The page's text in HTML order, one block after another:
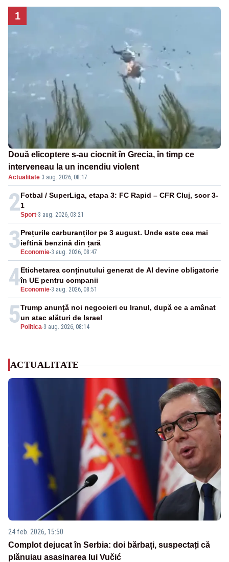
1
Două elicoptere s-au ciocnit în Grecia, în timp ce
interveneau la un incendiu violent
Actualitate·3 aug. 2026, 08:17
2Sport-3 aug. 2026, 08:21
Fotbal / SuperLiga, etapa 3: FC Rapid – CFR Cluj, scor 3-
1
3 Economie-3 aug. 2026, 08:47
Prețurile carburanților pe 3 august. Unde este cea mai
ieftină benzină din țară
4 Economie-3 aug. 2026, 08:51
Etichetarea conținutului generat de AI devine obligatorie
în UE pentru companii
5 Politica-3 aug. 2026, 08:14
Trump anunță noi negocieri cu Iranul, după ce a amânat
un atac alături de Israel
ACTUALITATE
24 feb. 2026, 15:50
Complot dejucat în Serbia: doi bărbați, suspectați că
plănuiau asasinarea lui Vučić